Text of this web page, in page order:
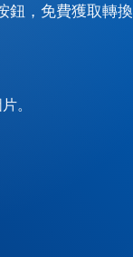
鈕，免費獲取轉換
。